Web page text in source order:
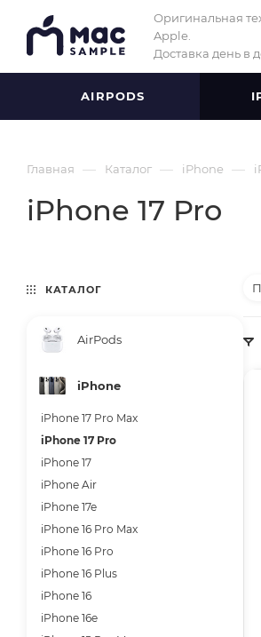
Оригинальная
Apple.
Доставка день в
AIRPODS
Главная — Каталог — iPhone —
iPhone 17 Pro
КАТАЛОГ
AirPods
iPhone
iPhone 17 Pro Max
iPhone 17 Pro
iPhone 17
iPhone Air
iPhone 17e
iPhone 16 Pro Max
iPhone 16 Pro
iPhone 16 Plus
iPhone 16
iPhone 16e